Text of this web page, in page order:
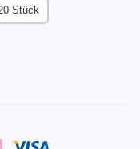
Stück